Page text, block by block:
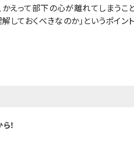
えって部下の心が離れてしまうこ
しておくべきなのか」というポイン
！